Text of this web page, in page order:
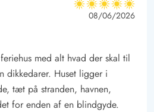
5 ud af 5
5 ud af 5
5 out of 5
08/06/2026
med alt hvad der skal til
dikkedarer. Huset ligger i
tæt på stranden, havnen,
for enden af en blindgyde.